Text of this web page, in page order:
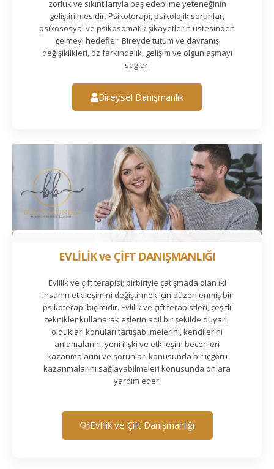
zorluk ve sıkıntılarıyla baş edebilme yeteneğinin
geliştirilmesidir. Psikoterapi, psikolojik sorunlar,
psikososyal ve psikosomatik şikayetlerin üstesinden
gelmeyi hedefler. Bireyde tutum ve davranış
değişiklikleri, öz farkındalık, gelişim ve olgunlaşmayı
sağlar.
Bireysel Danışmanlık
EVLİLİK ve ÇİFT DANIŞMANLIĞI
Evlilik ve çift terapisi; birbiriyle çatışmada olan iki
insanın etkileşimini değiştirmek için düzenlenmiş bir
psikoterapi biçimidir. Evlilik ve çift terapistleri, çeşitli
teknikler kullanarak eşlerin adil bir şekilde duyarlı
oldukları konuları tartışabilmelerini, kendilerini
anlamalarını, yeni ilişki ve etkileşim becerileri
kazanmalarını ve sorunları konusunda bir içgörü
kazanmalarını sağlayabilmeleri konusunda onlara
yardım eder.
Evlilik ve Çift Danışmanlığı